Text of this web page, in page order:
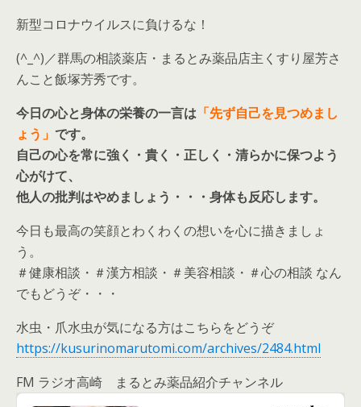
新型コロナウイルスに負けるな！
(^_^)／群馬の相談薬店・まるとみ薬品店主くすり屋芳さ
んこと飯塚芳秀です。
今日の心と身体の栄養の一言は 「先ず自己を見つめまし
ょう」 です。
自己の心を常に強く・貴く・正しく・清らかに保つよう
心がけて、
他人の批判はやめましょう・・・身体も反応します。
今日も最高の笑顔とわくわくの想いを心に描きましょ
う。
＃健康相談・＃漢方相談・＃美容相談・＃心の相談 なん
でもどうぞ・・・
水虫・爪水虫が気になる方はこちらをどうぞ
https://kusurinomarutomi.com/archives/2484.html
FM ラジオ高崎 まるとみ薬品紹介チャンネル